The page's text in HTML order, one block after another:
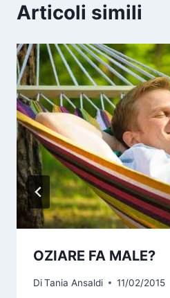
Articoli simili
OZIARE FA MALE?
DiTania Ansaldi 11/02/2015